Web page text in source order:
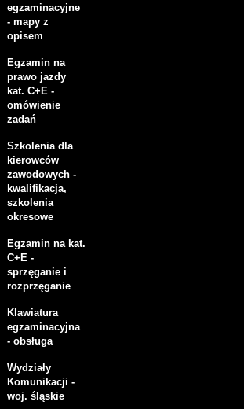
egzaminacyjne
- mapy z
opisem
Egzamin na
prawo jazdy
kat. C+E -
omówienie
zadań
Szkolenia dla
kierowców
zawodowych -
kwalifikacja,
szkolenia
okresowe
Egzamin na kat.
C+E -
sprzęganie i
rozprzęganie
Klawiatura
egzaminacyjna
- obsługa
Wydziały
Komunikacji -
woj. śląskie